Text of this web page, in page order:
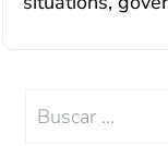
situation. Each
hope. I look
possible because
Search